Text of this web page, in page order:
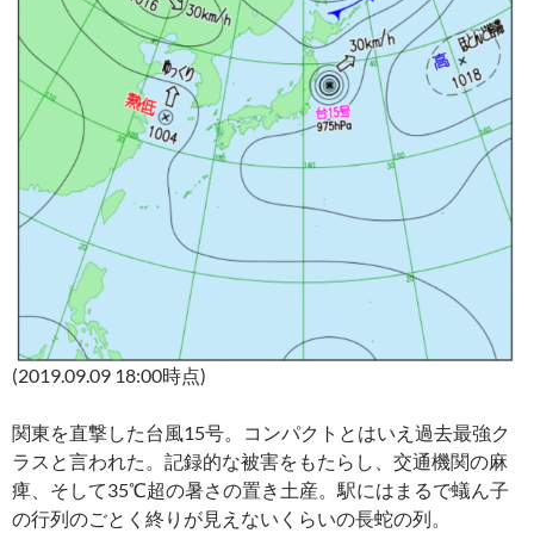
(2019.09.09 18:00時点)
関東を直撃した台風15号。コンパクトとはいえ過去最強ク
ラスと言われた。記録的な被害をもたらし、交通機関の麻
痺、そして35℃超の暑さの置き土産。駅にはまるで蟻ん子
の行列のごとく終りが見えないくらいの長蛇の列。